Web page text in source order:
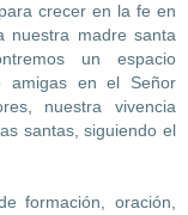
crecer en la fe en
nuestra madre santa
un espacio
amigas en el Señor
nuestra vivencia
santas, siguiendo el
formación, oración,